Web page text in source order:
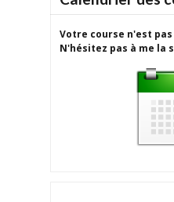
Votre course n'est
N'hésitez pas à me la